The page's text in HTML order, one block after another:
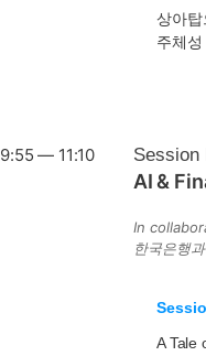
상아탑
주체성
9:55 — 11:10 Session
AI &
In
한국은행
A Tale